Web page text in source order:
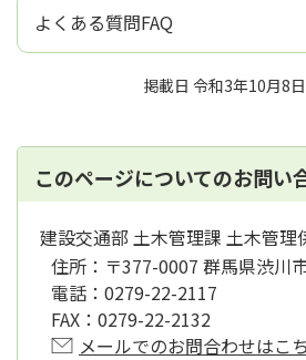
よくある質問FAQ
掲載日 令和3年10月8日
このページについてのお問い
建設交通部 土木管理課 土木管理
住所： 〒377-0007 群馬県渋川
電話： 0279-22-2117
FAX： 0279-22-2132
メールでのお問合わせはこ